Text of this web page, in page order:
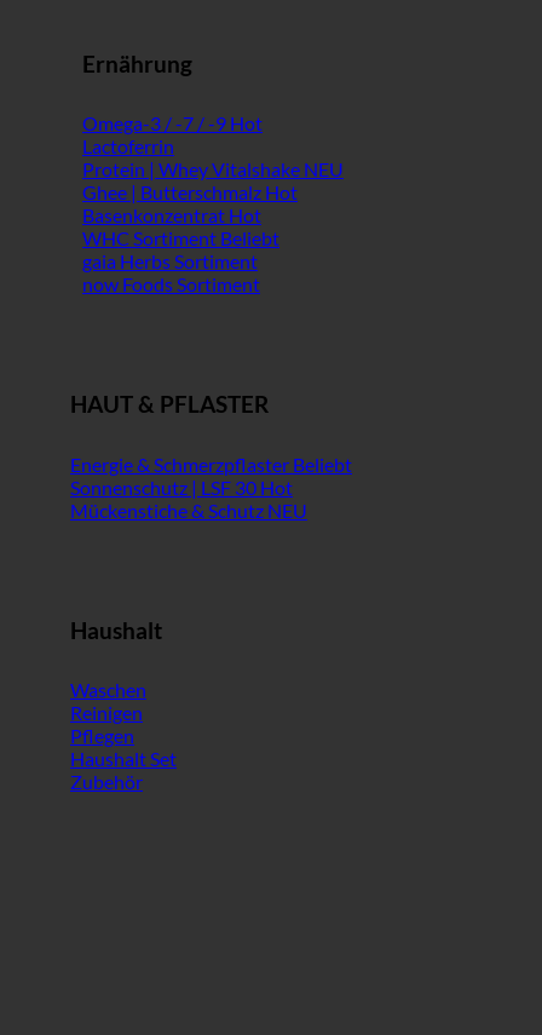
Ernährung
Omega-3 / -7 / -9
Lactoferrin
Protein | Whey Vitalshake
Ghee | Butterschmalz
Basenkonzentrat
WHC Sortiment
gaia Herbs Sortiment
now Foods Sortiment
HAUT & PFLASTER
Energie & Schmerzpflaster
Sonnenschutz | LSF 30
Mückenstiche & Schutz
Haushalt
Waschen
Reinigen
Pflegen
Haushalt Set
Zubehör